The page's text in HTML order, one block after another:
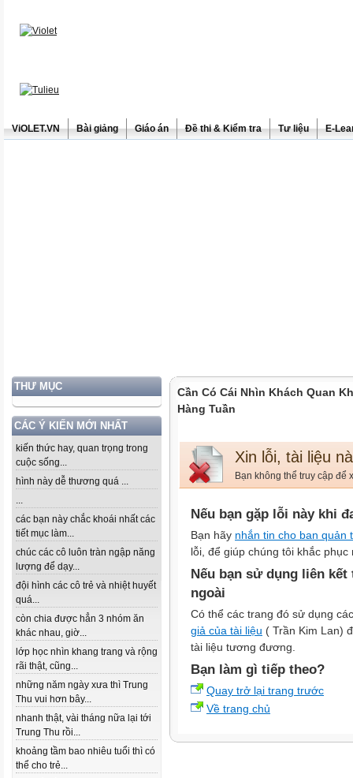
ViOLET.VN Bài giảng Giáo án Đề thi & Kiểm tra Tư liệu E-
THƯ MỤC
CÁC Ý KIẾN MỚI NHẤT
kiến thức hay, quan trọng trong
cuộc sống...
hình này dễ thương quá ...
...
các bạn này chắc khoái nhất các
tiết mục làm...
chúc các cô luôn tràn ngập năng
lượng để dạy...
đội hình các cô trẻ và nhiệt huyết
quá...
còn chia được hẳn 3 nhóm ăn
khác nhau, giờ...
lớp học nhìn khang trang và rộng
rãi thật, cũng...
những năm ngày xưa thì Trung
Thu vui hơn bây...
nhanh thật, vài tháng nữa lại tới
Trung Thu rồi...
khoảng tầm bao nhiêu tuổi thì có
thể cho trẻ...
Cần Có Cái Nhìn Khách Quan
Hàng Tuần
Xin lỗi, tài liệu
Bạn không thể truy cập để
Nếu bạn gặp lỗi này khi
Bạn hãy nhắn tin cho ban quản
lỗi, để giúp chúng tôi khắc phục
Nếu bạn sử dụng liên
ngoài
Có thể các trang đó sử dụng
giả của tài liệu ( Trần Kim Lan)
tài liệu tương đương.
Bạn làm gì tiếp theo?
Quay trở lại trang trước
Về trang chủ